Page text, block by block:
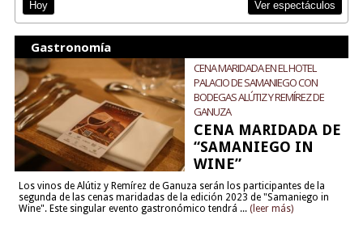
Hoy Ver espectáculos
Gastronomía
CENA MARIDADA EN EL HOTEL
PALACIO DE SAMANIEGO CON
BODEGAS ALÚTIZ Y REMÍREZ DE
GANUZA
CENA MARIDADA DE
“SAMANIEGO IN
WINE”
Los vinos de Alútiz y Remírez de Ganuza serán los participantes de la
segunda de las cenas maridadas de la edición 2023 de "Samaniego in
Wine". Este singular evento gastronómico tendrá ... (leer más)